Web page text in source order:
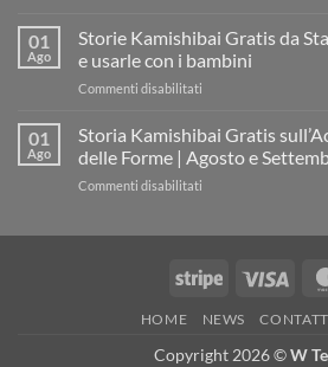
il
“fare
una
lezione
Kamishibai
Gratis
per
dell’Accoglienza:
Giorni
01
Ago
Storie Kamishibai Gratis da
e usarle con i bambini
Commenti disabilitati
Kamishibai
Gratis
da
usarle
con
bambini
01
Ago
Storia Kamishibai Gratis
delle Forme | Agosto e
Commenti disabilitati
La
delle
Stripe Visa
HOME NEWS
Copyright 2026 ©W